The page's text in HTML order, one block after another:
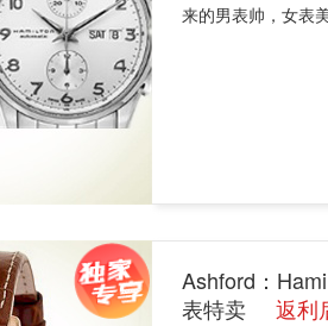
来的男表帅，女表
Ashford：
表特卖
返利